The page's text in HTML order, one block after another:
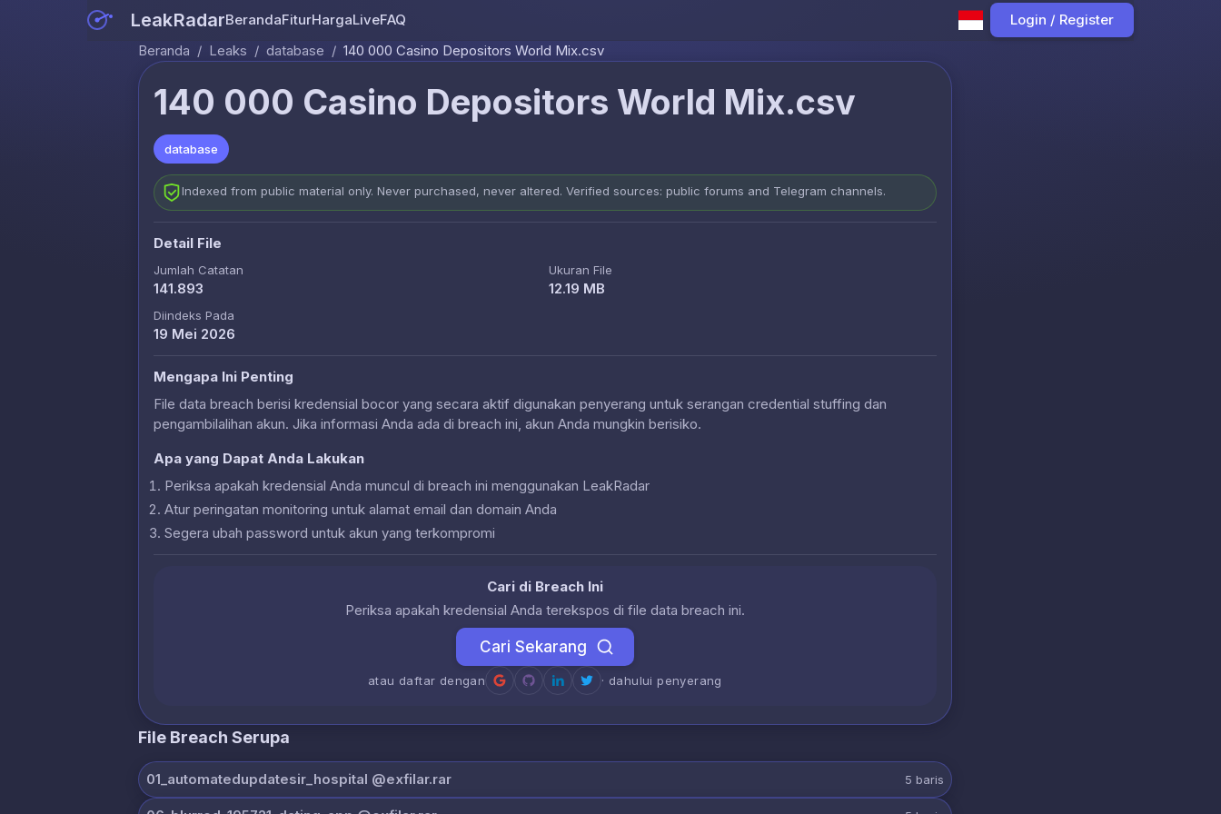
LeakRadarBerandaFiturHargaLiveFAQ
Login / Register
Beranda / Leaks / database / 140 000 Casino Depositors World Mix.csv
140 000 Casino Depositors World Mix.csv
database
Indexed from public material only. Never purchased, never altered. Verified sources: public forums and Telegram channels.
Detail File
Jumlah Catatan
141.893
Ukuran File
12.19 MB
Diindeks Pada
19 Mei 2026
Mengapa Ini Penting
File data breach berisi kredensial bocor yang secara aktif digunakan penyerang untuk serangan credential stuffing dan
pengambilalihan akun. Jika informasi Anda ada di breach ini, akun Anda mungkin berisiko.
Apa yang Dapat Anda Lakukan
Periksa apakah kredensial Anda muncul di breach ini menggunakan LeakRadar
Atur peringatan monitoring untuk alamat email dan domain Anda
Segera ubah password untuk akun yang terkompromi
Cari di Breach Ini
Periksa apakah kredensial Anda terekspos di file data breach ini.
Cari Sekarang
atau daftar dengan · dahului penyerang
File Breach Serupa
01_automatedupdatesir_hospital @exfilar.rar 5 baris